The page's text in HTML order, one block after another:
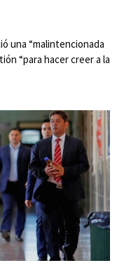
una “malintencionada
“para hacer creer a la